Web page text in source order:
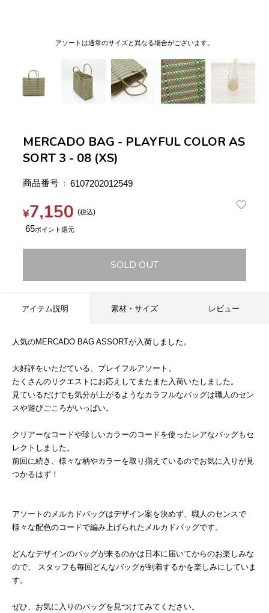
アソートは通常のサイズと異なる場合がございます。
MERCADO BAG - PLAYFUL COLOR AS
SORT 3 - 08 (XS)
商品番号 6107202012549
¥7,150 税込
65
SOLD OUT
アイテム説明 素材・サイズ レビュー
人気のMERCADO BAG ASSORTが入荷しました。
大好評をいただている、プレイフルアソート。
たくさんのリクエストにお応えしてまたまた入荷いたしました。
見ているだけでも気分が上がるようなカラフルなバッグは職人のセン
スや遊びごころがいっぱい。
クリアーなコードや珍しいカラーのコードを使ったレアなバッグもセ
レクトしました。
前回に続き、様々な柄やカラーを取り揃えているのでお気に入りが見
つかるはず！
アソートのメルカドバッグはデザイン案を決めず、職人のセンスで
様々な配色のコードで編み上げられたメルカドバッグです。
どんなデザインのバッグが来るのかは日本に届いてからのお楽しみな
ので、 スタッフも毎回どんなバッグが到着するかを楽しみにしていま
す。
ぜひ、お気に入りのバッグを見つけてみてください。